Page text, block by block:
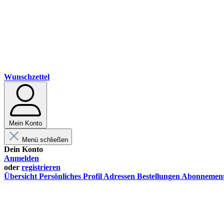
Wunschzettel
Mein Konto
Menü schließen
Dein Konto
Anmelden
oder registrieren
Übersicht Persönliches Profil Adressen Bestellungen